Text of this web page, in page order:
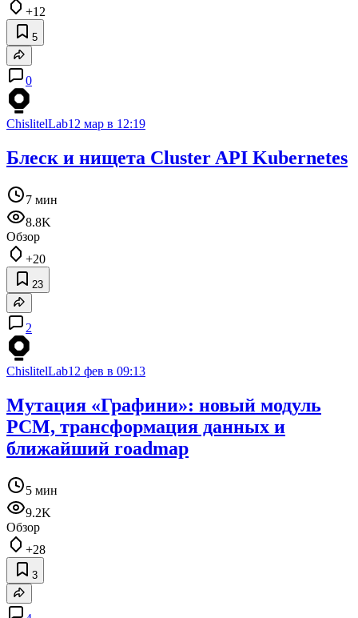
+12
5
0
ChislitelLab12 мар в 12:19
Блеск и нищета Cluster API Kubernetes
7 мин
8.8K
Обзор
+20
23
2
ChislitelLab12 фев в 09:13
Мутация «Графини»: новый модуль
PCM, трансформация данных и
ближайший roadmap
5 мин
9.2K
Обзор
+28
3